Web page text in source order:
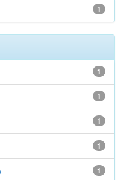
1
1
1
1
1
1